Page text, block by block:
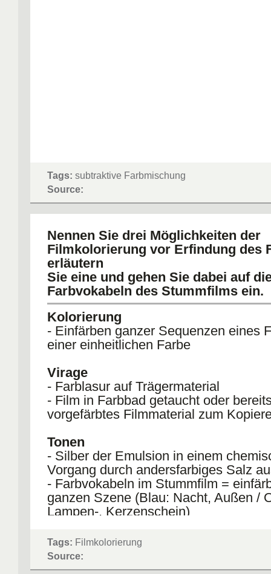
Tags: subtraktive Farbmischung
Source:
Nennen Sie drei Möglichkeiten der
Filmkolorierung vor Erfindung des
erläutern
Sie eine und gehen Sie dabei auf
Farbvokabeln des Stummfilms ein.
Kolorierung
- Einfärben ganzer Sequenzen eines
einer einheitlichen Farbe
Virage
- Farblasur auf Trägermaterial
- Film in Farbbad getaucht oder
vorgefärbtes Filmmaterial zum
Tonen
- Silber der Emulsion in einem
Vorgang durch andersfarbiges Salz
- Farbvokabeln im Stummfilm =
ganzen Szene (Blau: Nacht, Außen /
Lampen-, Kerzenschein)
Tags: Filmkolorierung
Source: